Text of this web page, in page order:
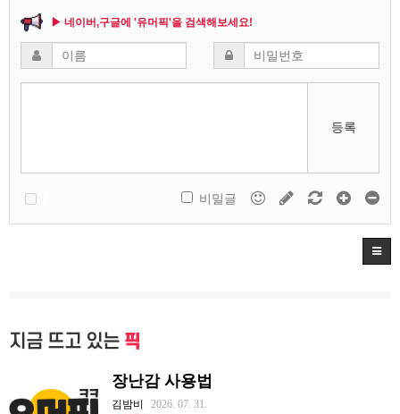
▶ 네이버,구글에 '유머픽'을 검색해보세요!
등록
비밀글
지금 뜨고 있는 픽
장난감 사용법
김밤비
2026. 07. 31.